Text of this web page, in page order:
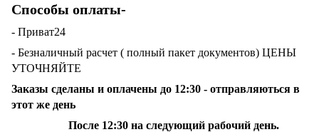
Способы оплаты-
- Приват24
- Безналичный расчет ( полный пакет документов) ЦЕНЫ
УТОЧНЯЙТЕ
Заказы сделаны и оплачены до 12:30 - отправляються в
этот же день
После 12:30 на следующий рабочий день.